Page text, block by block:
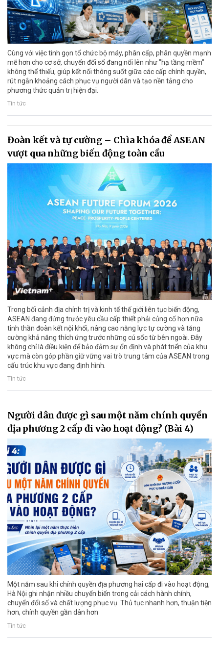
Cùng với việc tinh gọn tổ chức bộ máy, phân cấp, phân quyền mạnh
mẽ hơn cho cơ sở, chuyển đổi số đang nổi lên như "hạ tầng mềm"
không thể thiếu, giúp kết nối thông suốt giữa các cấp chính quyền,
rút ngắn khoảng cách phục vụ người dân và tạo nền tảng cho
phương thức quản trị hiện đại.
Tin tức
Đoàn kết và tự cường – Chìa khóa để ASEAN
vượt qua những biến động toàn cầu
Trong bối cảnh địa chính trị và kinh tế thế giới liên tục biến động,
ASEAN đang đứng trước yêu cầu cấp thiết phải củng cố hơn nữa
tinh thần đoàn kết nội khối, nâng cao năng lực tự cường và tăng
cường khả năng thích ứng trước những cú sốc từ bên ngoài. Đây
không chỉ là điều kiện để bảo đảm sự ổn định và phát triển của khu
vực mà còn góp phần giữ vững vai trò trung tâm của ASEAN trong
cấu trúc khu vực đang định hình.
Tin tức
Người dân được gì sau một năm chính quyền
địa phương 2 cấp đi vào hoạt động? (Bài 4)
Một năm sau khi chính quyền địa phương hai cấp đi vào hoạt động,
Hà Nội ghi nhận nhiều chuyển biến trong cải cách hành chính,
chuyển đổi số và chất lượng phục vụ. Thủ tục nhanh hơn, thuận tiện
hơn, chính quyền gần dân hơn
Tin tức